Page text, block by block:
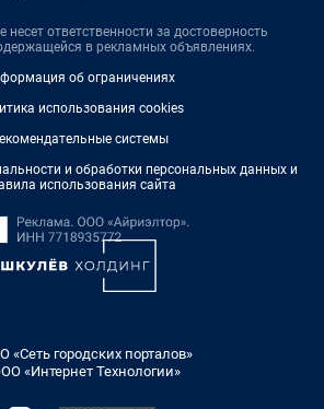
несет ответственности за достоверность
в рекламных объявлениях.
об ограничениях
использования cookies
системы
и обработки персональных данных и
использования сайта
«Сеть городских порталов»
«Интернет Технологии»